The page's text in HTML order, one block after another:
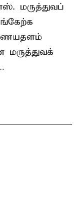
மருத்துவப்